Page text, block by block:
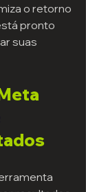
o retorno
pronto
suas